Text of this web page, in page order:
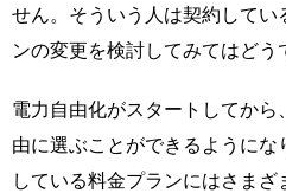
せん。そういう人は契約してい
ンの変更を検討してみてはどう
電力自由化がスタートしてか
由に選ぶことができるように
している料金プランにはさま